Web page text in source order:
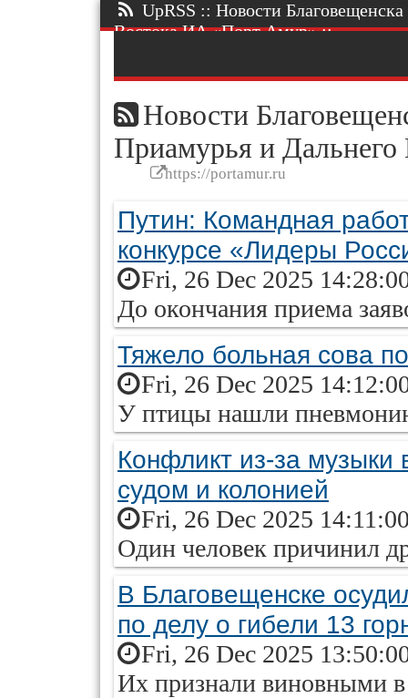
UpRSS :: Новости
Востока ИА «Порт Амур» ::.
Новости
Приамурья и
https://portamur.ru
Путин: Командная
конкурсе «Лидеры
Fri, 26 Dec 2025
До окончания приема
Тяжело больная сова
Fri, 26 Dec 2025
У птицы нашли
Конфликт из-за музыки
судом и колонией
Fri, 26 Dec 2025
Один человек причинил
В Благовещенске
по делу о гибели 13
Fri, 26 Dec 2025
Их признали виновными